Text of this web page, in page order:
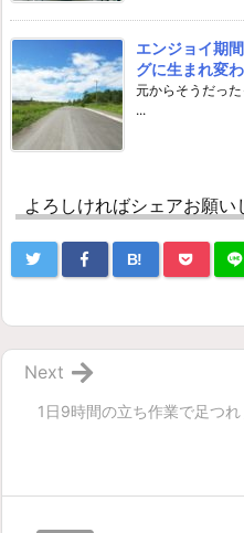
エンジョイ期
グに生まれ変
元からそうだっ
...
よろしければシェアお願い
B!
1日9時間の立ち作業で足つ
Next